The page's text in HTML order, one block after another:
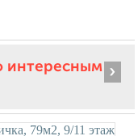
интересным ›